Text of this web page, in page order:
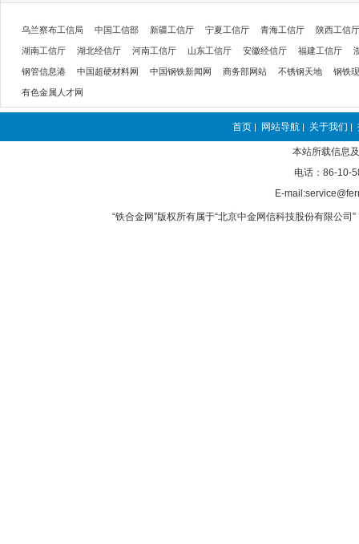
乌兰察布工信局 中国工信部 新疆工信厅 宁夏工信厅 青海工信厅 陕西工信厅
湖南工信厅 湖北经信厅 河南工信厅 山东工信厅 安徽经信厅 福建工信厅
钢管信息港 中国超硬材料网 中国钢铁新闻网 商务部网站 不锈钢天地 钢铁
有色金属人才网
首页 | 网站导航 | 关于我们 |
本站所载信息
电话：86-10-
E-
“铁合金网”版权所有属于“北京中金网信科技股份有限公司